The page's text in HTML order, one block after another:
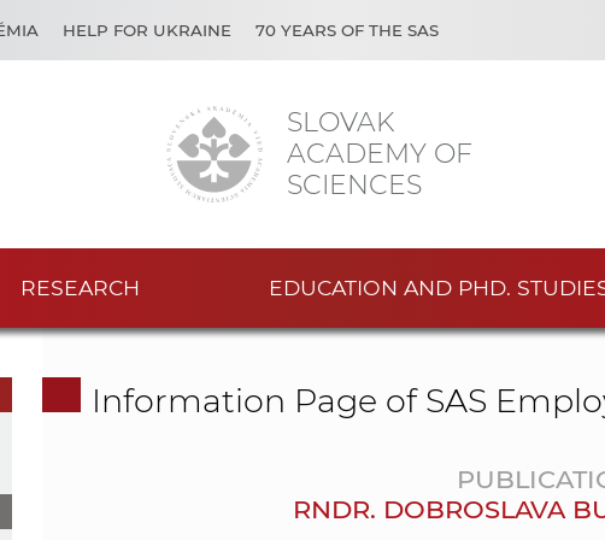
SLOVAK
ACADEMY OF
SCIENCES
HELP FOR UKRAINE 70 YEARS OF THE SAS
RESEARCH EDUCATION AND PHD.
Information Page of SAS
RNDR. DOBROSLAVA